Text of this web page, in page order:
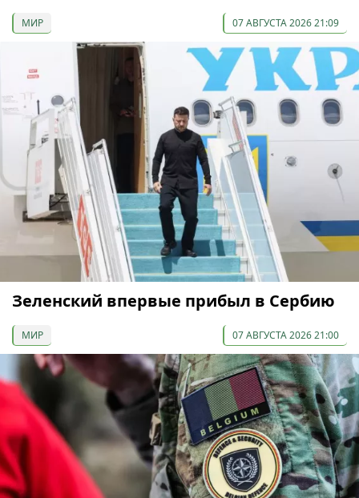
МИР 07 АВГУСТА 2026 21:09
Зеленский впервые прибыл в Сербию
МИР 07 АВГУСТА 2026 21:00